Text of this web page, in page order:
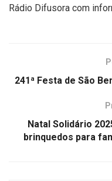
Rádio Difusora com
241ª Festa de São
Natal Solidário
brinquedos para